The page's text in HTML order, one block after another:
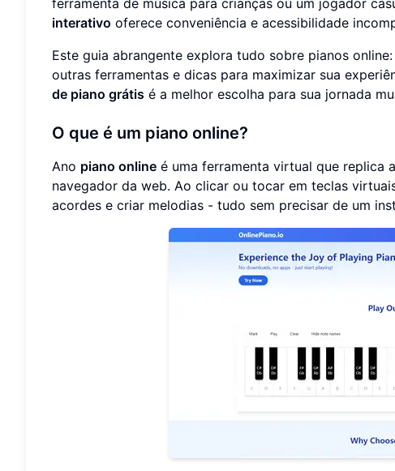
interativo oferece conveniência e acessibilidade
Este guia abrangente explora tudo sobre pianos
outras ferramentas e dicas para maximizar sua
de piano grátis é a melhor escolha para sua jornada
O que é um piano online?
Ano piano online é uma ferramenta virtual que replica
navegador da web. Ao clicar ou tocar em teclas
acordes e criar melodias - tudo sem precisar de um